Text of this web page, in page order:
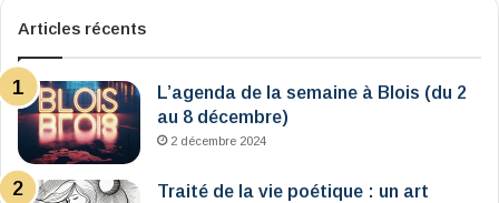
Articles récents
L’agenda de la semaine à Blois (du 2
au 8 décembre)
2 décembre 2024
Traité de la vie poétique : un art